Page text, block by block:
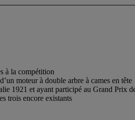
à la compétition
moteur à double arbre à cames en tête
1921 et ayant participé au Grand Prix
trois encore existants